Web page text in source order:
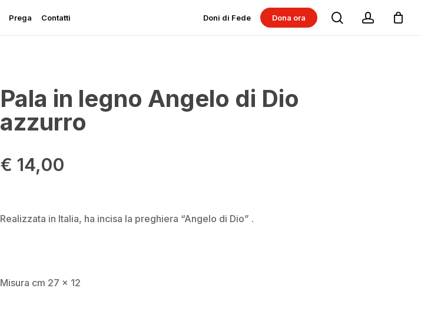
Rapporto sulla Libertà
Perseguitati più che mai
Prega Contatti Doni di Fede Dona ora searchaccount
Pala in legno Angelo di Dio
azzurro
€ 14,00
Realizzata in Italia, ha incisa la preghiera “Angelo di Dio” .
Misura cm 27 x 12